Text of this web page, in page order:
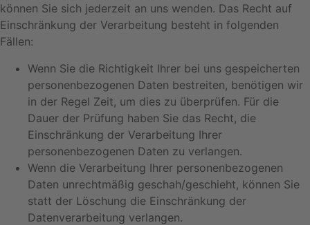
können Sie sich jederzeit an uns wenden. Das Recht auf
Einschränkung der Verarbeitung besteht in folgenden
Fällen:
Wenn Sie die Richtigkeit Ihrer bei uns gespeicherten
personenbezogenen Daten bestreiten, benötigen wir
in der Regel Zeit, um dies zu überprüfen. Für die
Dauer der Prüfung haben Sie das Recht, die
Einschränkung der Verarbeitung Ihrer
personenbezogenen Daten zu verlangen.
Wenn die Verarbeitung Ihrer personenbezogenen
Daten unrechtmäßig geschah/geschieht, können Sie
statt der Löschung die Einschränkung der
Datenverarbeitung verlangen.